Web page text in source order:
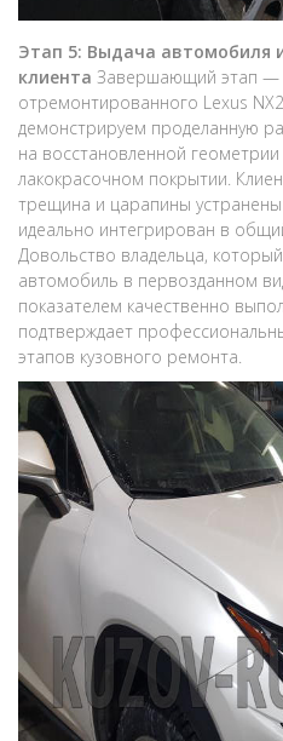
Этап 5: Выдача автомобиля
клиента Завершающий этап —
отремонтированного Lexus
демонстрируем проделанную
на восстановленной
лакокрасочном покрытии.
трещина и царапины
идеально интегрирован в
Довольство владельца,
автомобиль в первозданном
показателем качественно
подтверждает
этапов кузовного ремонта.